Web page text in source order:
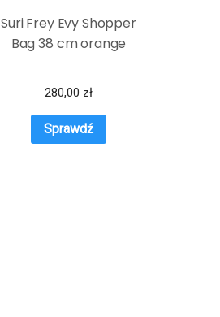
Suri Frey Evy Shopper
Bag 38 cm orange
280,00 zł
Sprawdź